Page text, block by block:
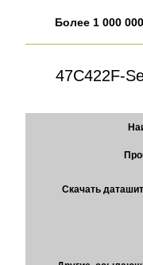
Более 1 000
47C422F-
Скачать